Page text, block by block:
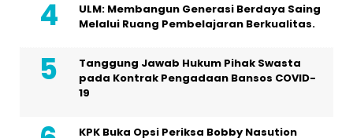
ULM: Membangun Generasi Berdaya Saing
Melalui Ruang Pembelajaran Berkualitas.
Tanggung Jawab Hukum Pihak Swasta
pada Kontrak Pengadaan Bansos COVID-
19
KPK Buka Opsi Periksa Bobby Nasution